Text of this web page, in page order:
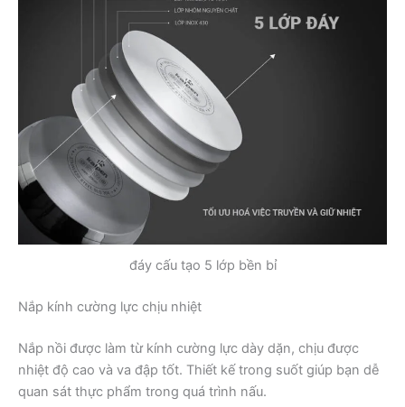
đáy cấu tạo 5 lớp bền bỉ
Nắp kính cường lực chịu nhiệt
Nắp nồi được làm từ kính cường lực dày dặn, chịu được
nhiệt độ cao và va đập tốt. Thiết kế trong suốt giúp bạn dễ
quan sát thực phẩm trong quá trình nấu.